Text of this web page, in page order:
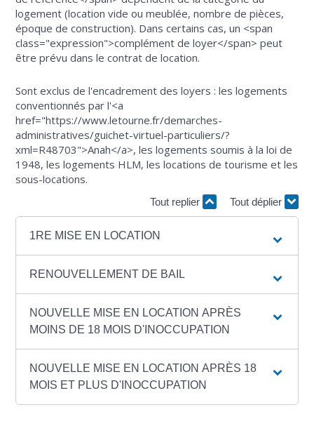
logement (location vide ou meublée, nombre de pièces,
époque de construction). Dans certains cas, un <span
class="expression">complément de loyer</span> peut
être prévu dans le contrat de location.
Sont exclus de l'encadrement des loyers : les logements
conventionnés par l'<a
href="https://www.letourne.fr/demarches-
administratives/guichet-virtuel-particuliers/?
xml=R48703">Anah</a>, les logements soumis à la loi de
1948, les logements HLM, les locations de tourisme et les
sous-locations.
Tout replier Tout déplier
1RE MISE EN LOCATION
RENOUVELLEMENT DE BAIL
NOUVELLE MISE EN LOCATION APRÈS
MOINS DE 18 MOIS D'INOCCUPATION
NOUVELLE MISE EN LOCATION APRÈS 18
MOIS ET PLUS D'INOCCUPATION